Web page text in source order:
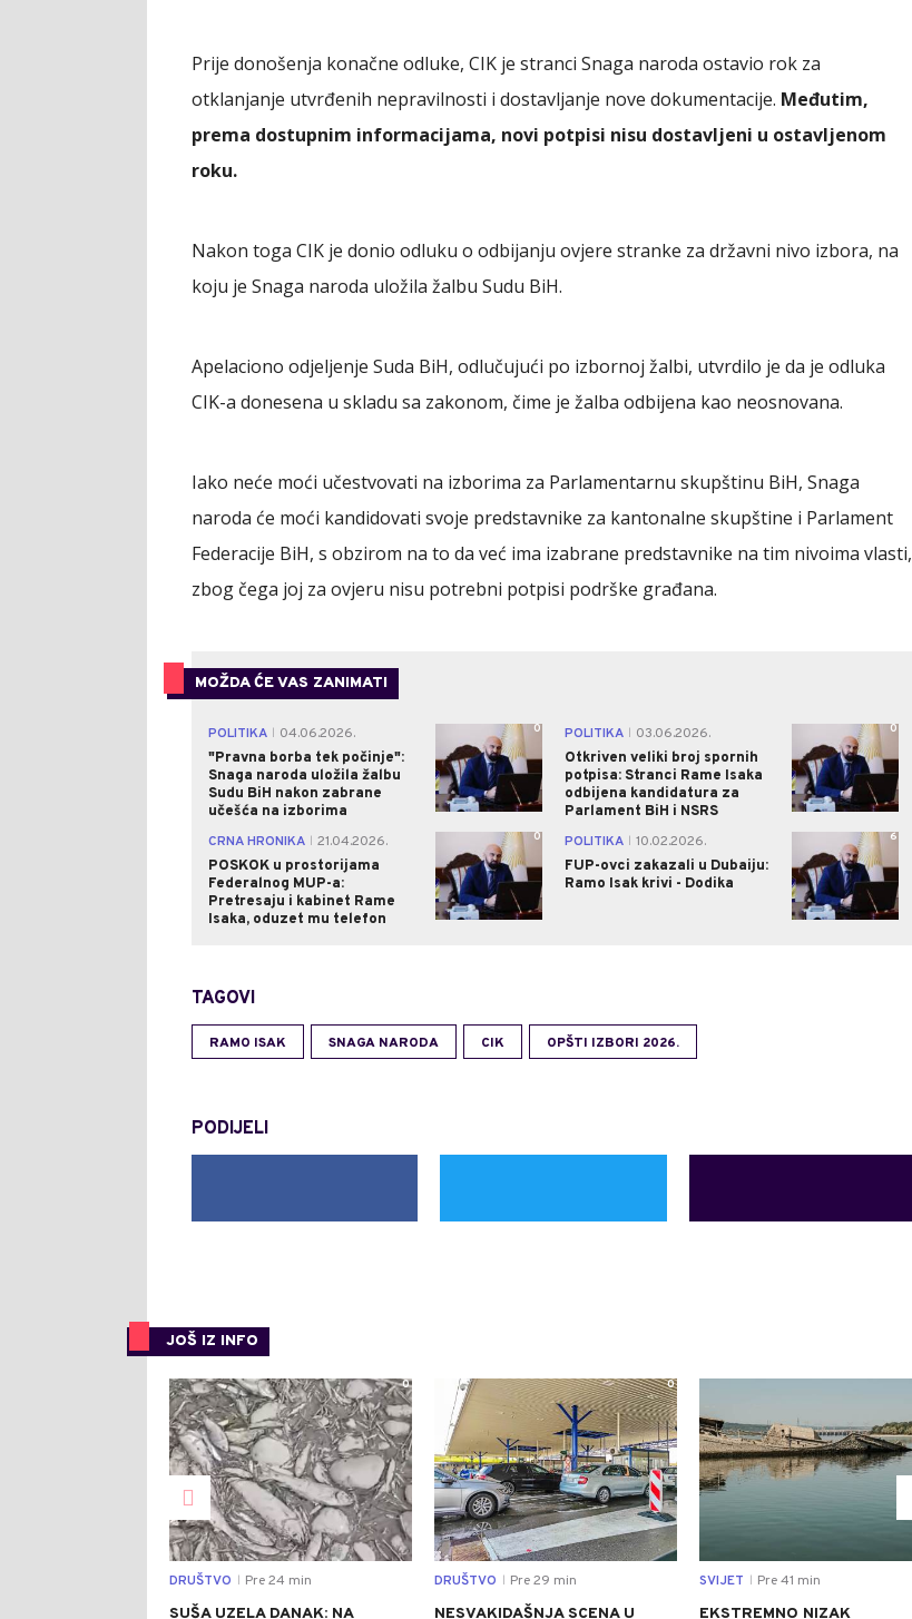
Prije donošenja konačne odluke, CIK je stranci Snaga naroda ostavio rok za
otklanjanje utvrđenih nepravilnosti i dostavljanje nove dokumentacije. Međutim,
prema dostupnim informacijama, novi potpisi nisu dostavljeni u ostavljenom
roku.
Nakon toga CIK je donio odluku o odbijanju ovjere stranke za državni nivo izbora, na
koju je Snaga naroda uložila žalbu Sudu BiH.
Apelaciono odjeljenje Suda BiH, odlučujući po izbornoj žalbi, utvrdilo je da je odluka
CIK-a donesena u skladu sa zakonom, čime je žalba odbijena kao neosnovana.
Iako neće moći učestvovati na izborima za Parlamentarnu skupštinu BiH, Snaga
naroda će moći kandidovati svoje predstavnike za kantonalne skupštine i Parlament
Federacije BiH, s obzirom na to da već ima izabrane predstavnike na tim nivoima vlasti,
zbog čega joj za ovjeru nisu potrebni potpisi podrške građana.
MOŽDA ĆE VAS ZANIMATI
POLITIKA
04.06.2026.
"Pravna borba tek počinje":
Snaga naroda uložila žalbu
Sudu BiH nakon zabrane
učešća na izborima
0 POLITIKA
03.06.2026.
Otkriven veliki broj spornih
potpisa: Stranci Rame Isaka
odbijena kandidatura za
Parlament BiH i NSRS
0
CRNA HRONIKA
21.04.2026.
POSKOK u prostorijama
Federalnog MUP-a:
Pretresaju i kabinet Rame
Isaka, oduzet mu telefon
0 POLITIKA
10.02.2026.
FUP-ovci zakazali u Dubaiju:
Ramo Isak krivi - Dodika
6
TAGOVI
RAMO ISAK SNAGA NARODA CIK OPŠTI IZBORI 2026.
PODIJELI
JOŠ IZ INFO
0
DRUŠTVO Pre 24 min
SUŠA UZELA DANAK: NA
0
DRUŠTVO Pre 29 min
NESVAKIDAŠNJA SCENA U
SVIJET Pre 41 min
EKSTREMNO NIZAK